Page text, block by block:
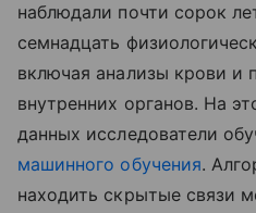
наблюдали почти сорок
семнадцать
включая анализы крови и
внутренних органов. На
данных исследователи
машинного обучения.
находить скрытые связи